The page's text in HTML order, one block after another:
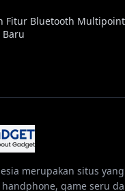
Fitur Bluetooth
Baru
merupakan situs
game seru